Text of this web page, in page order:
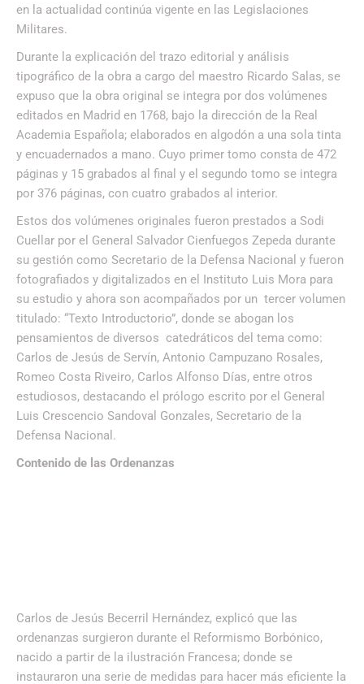
en la actualidad continúa vigente en las Legislaciones
Militares.
Durante la explicación del trazo editorial y análisis
tipográfico de la obra a cargo del maestro Ricardo Salas, se
expuso que la obra original se integra por dos volúmenes
editados en Madrid en 1768, bajo la dirección de la Real
Academia Española; elaborados en algodón a una sola tinta
y encuadernados a mano. Cuyo primer tomo consta de 472
páginas y 15 grabados al final y el segundo tomo se integra
por 376 páginas, con cuatro grabados al interior.
Estos dos volúmenes originales fueron prestados a Sodi
Cuellar por el General Salvador Cienfuegos Zepeda durante
su gestión como Secretario de la Defensa Nacional y fueron
fotografiados y digitalizados en el Instituto Luis Mora para
su estudio y ahora son acompañados por un tercer volumen
titulado: “Texto Introductorio”, donde se abogan los
pensamientos de diversos catedráticos del tema como:
Carlos de Jesús de Servín, Antonio Campuzano Rosales,
Romeo Costa Riveiro, Carlos Alfonso Días, entre otros
estudiosos, destacando el prólogo escrito por el General
Luis Crescencio Sandoval Gonzales, Secretario de la
Defensa Nacional.
Contenido de las Ordenanzas
Carlos de Jesús Becerril Hernández, explicó que las
ordenanzas surgieron durante el Reformismo Borbónico,
nacido a partir de la ilustración Francesa; donde se
instauraron una serie de medidas para hacer más eficiente la